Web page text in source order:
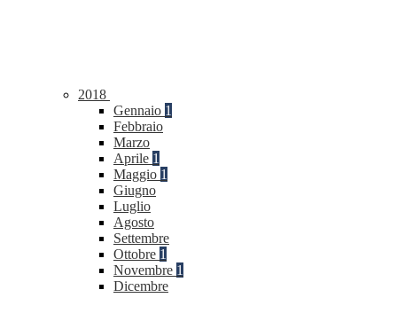
2018
Gennaio 1
Febbraio
Marzo
Aprile 1
Maggio 1
Giugno
Luglio
Agosto
Settembre
Ottobre 1
Novembre 1
Dicembre